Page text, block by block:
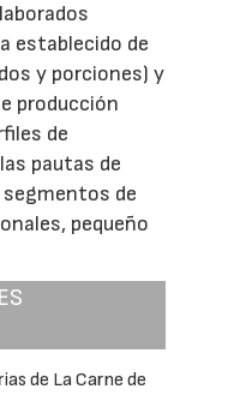
establecido de
y porciones) y
producción
de
pautas de
de
pequeño
de La Carne de